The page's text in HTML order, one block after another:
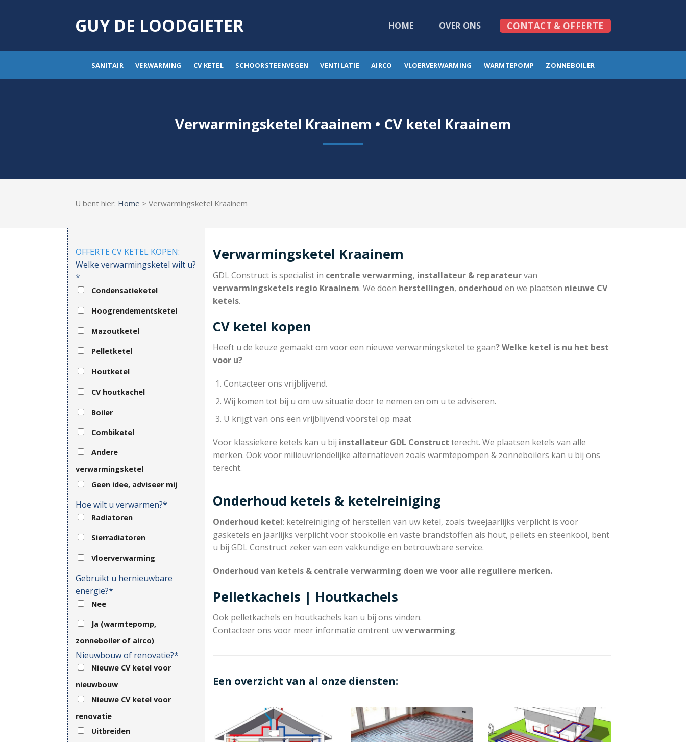
GUY DE LOODGIETER HOME OVER ONS CONTACT & OFFERTE
SANITAIR VERWARMING CV KETEL SCHOORSTEENVEGEN VENTILATIE AIRCO VLOERVERWARMING WARMTEPOMP ZONNEBOILER
Verwarmingsketel Kraainem • CV ketel Kraainem
U bent hier: Home > Verwarmingsketel Kraainem
OFFERTE CV KETEL KOPEN:
Welke verwarmingsketel wilt u?
*
Condensatieketel
Hoogrendementsketel
Mazoutketel
Pelletketel
Houtketel
CV houtkachel
Boiler
Combiketel
Andere
verwarmingsketel
Geen idee, adviseer mij
Hoe wilt u verwarmen?*
Radiatoren
Sierradiatoren
Vloerverwarming
Gebruikt u hernieuwbare
energie?*
Nee
Ja (warmtepomp,
zonneboiler of airco)
Nieuwbouw of renovatie?*
Nieuwe CV ketel voor
nieuwbouw
Nieuwe CV ketel voor
renovatie
Uitbreiden
Verwarmingsketel Kraainem
GDL Construct is specialist in centrale verwarming, installateur & reparateurvan
verwarmingsketels regio Kraainem. We doen herstellingen, onderhoud en we plaatsen nieuwe CV
ketels.
CV ketel kopen
Heeft u de keuze gemaakt om voor een nieuwe verwarmingsketel te gaan? Welke ketel is nu het best
voor u?
Contacteer ons vrijblijvend.
Wij komen tot bij u om uw situatie door te nemen en om u te adviseren.
U krijgt van ons een vrijblijvend voorstel op maat
Voor klassiekere ketels kan u bij installateur GDL Construct terecht. We plaatsen ketels van alle
merken. Ook voor milieuvriendelijke alternatieven zoals warmtepompen & zonneboilers kan u bij ons
terecht.
Onderhoud ketels & ketelreiniging
Onderhoud ketel: ketelreiniging of herstellen van uw ketel, zoals tweejaarlijks verplicht is voor
gasketels en jaarlijks verplicht voor stookolie en vaste brandstoffen als hout, pellets en steenkool, bent
u bij GDL Construct zeker van een vakkundige en betrouwbare service.
Onderhoud van ketels & centrale verwarming doen we voor alle reguliere merken.
Pelletkachels | Houtkachels
Ook pelletkachels en houtkachels kan u bij ons vinden.
Contacteer ons voor meer informatie omtrent uwverwarming.
Een overzicht van al onze diensten: